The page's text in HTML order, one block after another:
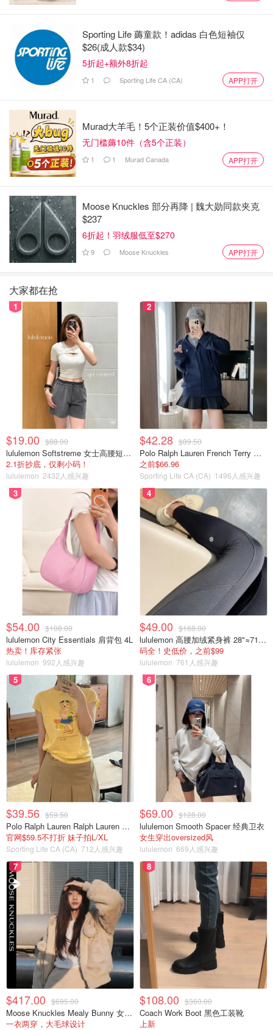
Sporting Life 薅童款！adidas 白色短袖仅
$26(成人款$34)
5折起+额外8折起
1 Sporting Life CA (CA) APP打开
Murad大羊毛！5个正装价值$400+！
无门槛薅10件（含5个正装）
1 1 Murad Canada APP打开
Moose Knuckles 部分再降 | 魏大勋同款夹克
$237
6折起！羽绒服低至$270
9 Moose Knuckles APP打开
大家都在抢
1
$19.00 $88.00
lululemon Softstreme 女士高腰短裤 10cm
2.1折抄底，仅剩小码！
lululemon 2432人感兴趣
2
$42.28 $89.50
Polo Ralph Lauren French Terry 女童连帽卫衣 7-16码
之前$66.96
Sporting Life CA (CA) 1496人感兴趣
3
$54.00 $108.00
lululemon City Essentials 肩背包 4L
热卖！库存紧张
lululemon 992人感兴趣
4
$49.00 $168.00
lululemon 高腰加绒紧身裤 28"≈71cm 5个口袋
码全！史低价，之前$99
lululemon 761人感兴趣
5
$39.56 $59.50
Polo Ralph Lauren Ralph Lauren Polo Bear 女童棉T恤 染色 1件
官网$59.5不打折 妹子拍L/XL
Sporting Life CA (CA) 712人感兴趣
6
$69.00 $128.00
lululemon Smooth Spacer 经典卫衣
女生穿出oversized风
lululemon 669人感兴趣
7
$417.00 $695.00
Moose Knuckles Mealy Bunny 女士双面穿连帽外套
一衣两穿，大毛球设计
8
$108.00 $360.00
Coach Work Boot 黑色工装靴
上新